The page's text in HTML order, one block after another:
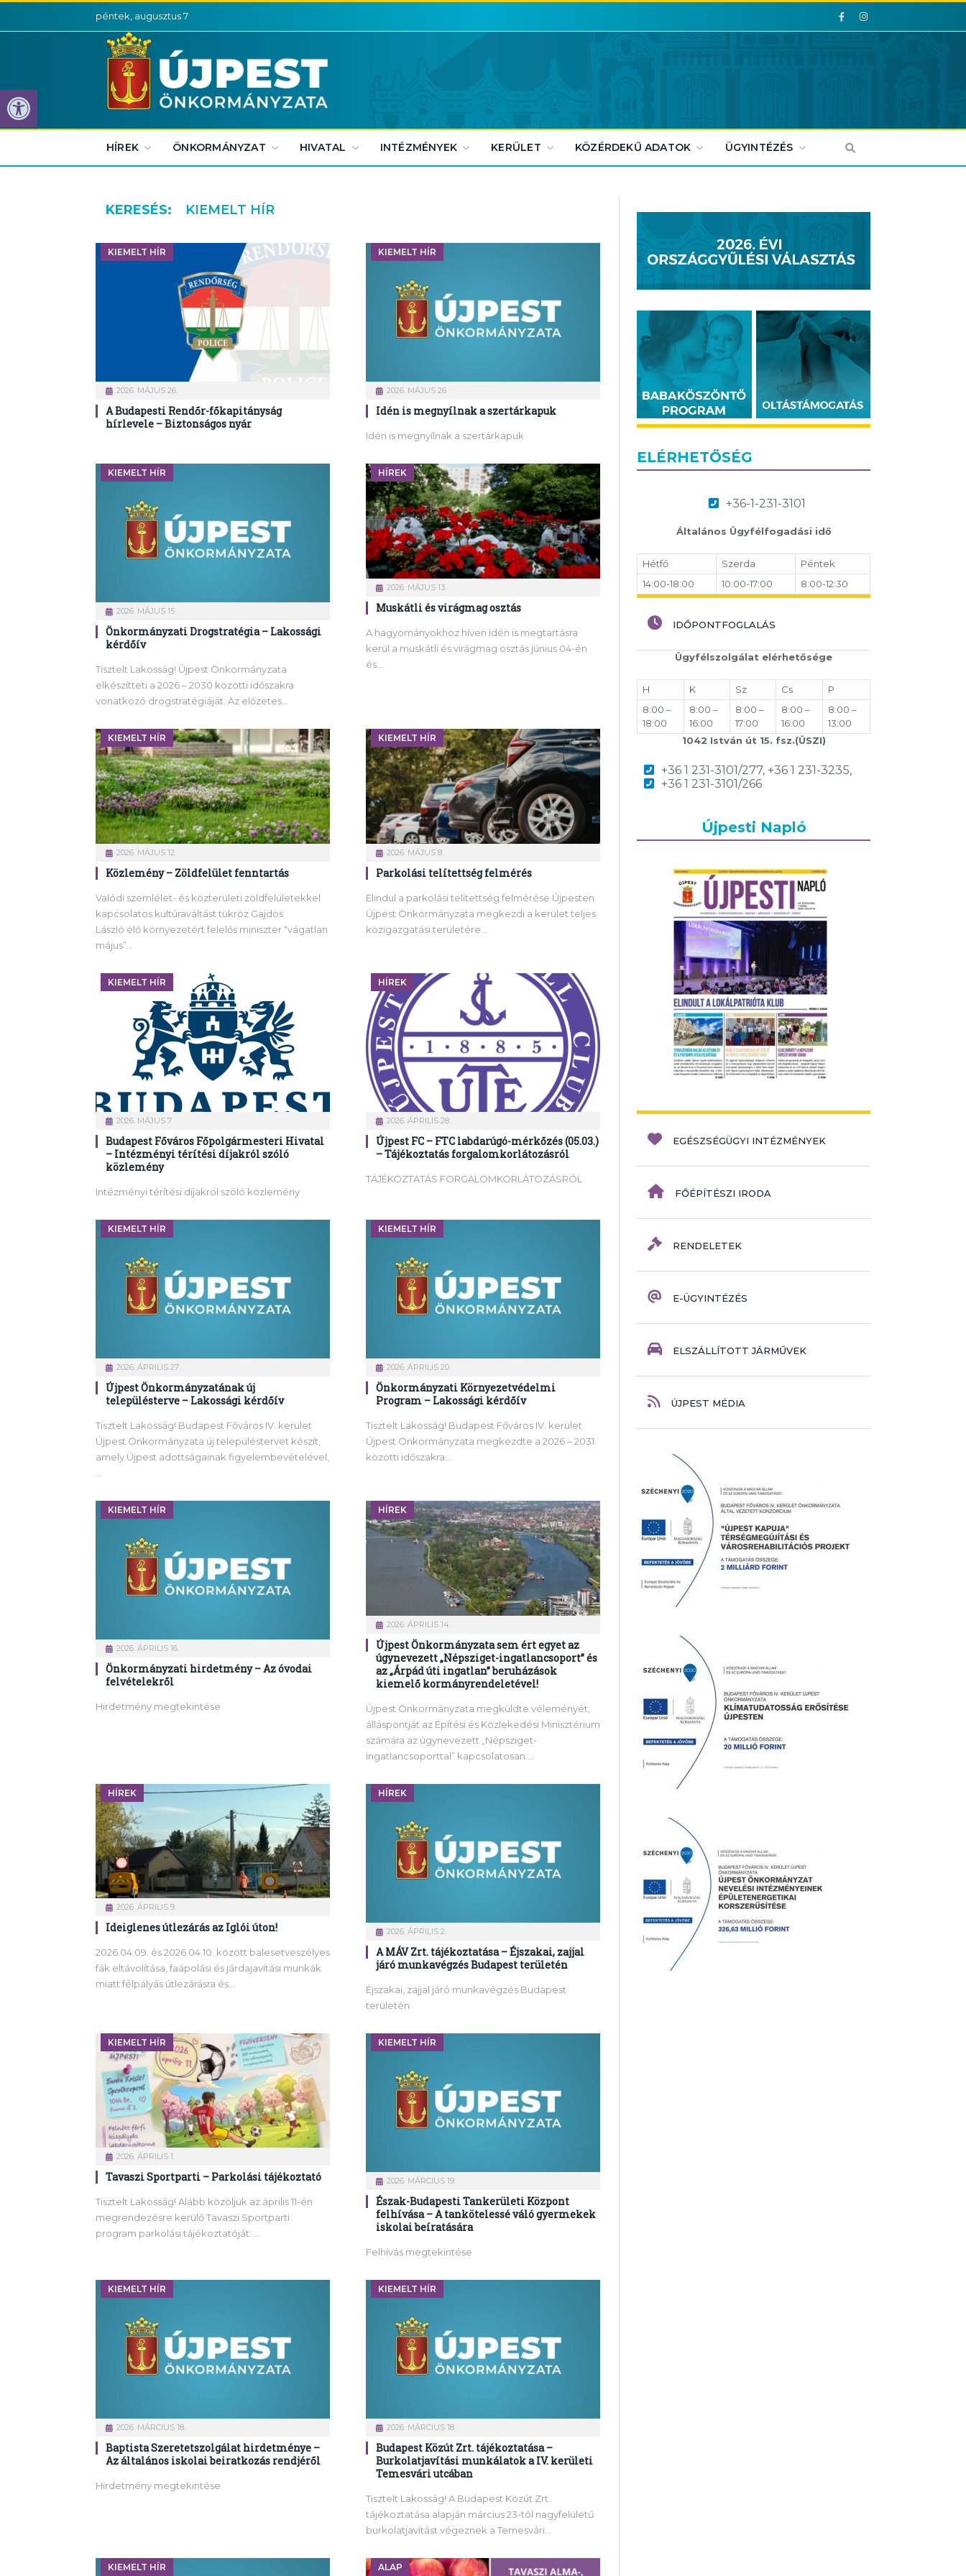
Eszköztár megnyitása
péntek, augusztus 7 Facebook
Facebook
HÍREK ÖNKORMÁNYZAT HIVATAL INTÉZMÉNYEK KERÜLET KÖZÉRDEKŰ ADATOK ÜGYINTÉZÉS
KERESÉS: KIEMELT HÍR
KIEMELT HÍR
2026. MÁJUS 26.
A Budapesti Rendőr-főkapitányság
hírlevele – Biztonságos nyár
KIEMELT HÍR
2026. MÁJUS 26.
Idén is megnyílnak a szertárkapuk
Idén is megnyílnak a szertárkapuk
KIEMELT HÍR
2026. MÁJUS 15.
Önkormányzati Drogstratégia – Lakossági
kérdőív
Tisztelt Lakosság! Újpest Önkormányzata
elkészítteti a 2026 – 2030 közötti időszakra
vonatkozó drogstratégiáját. Az előzetes…
HÍREK
2026. MÁJUS 13.
Muskátli és virágmag osztás
A hagyományokhoz híven idén is megtartásra
kerül a muskátli és virágmag osztás június 04-én
és…
KIEMELT HÍR
2026. MÁJUS 12.
Közlemény – Zöldfelület fenntartás
Valódi szemlélet- és közterületi zöldfelületekkel
kapcsolatos kultúraváltást tükröz Gajdos
László élő környezetért felelős miniszter “vágatlan
május”…
KIEMELT HÍR
2026. MÁJUS 8.
Parkolási telítettség felmérés
Elindul a parkolási telítettség felmérése Újpesten
Újpest Önkormányzata megkezdi a kerület teljes
közigazgatási területére…
KIEMELT HÍR
2026. MÁJUS 7.
Budapest Főváros Főpolgármesteri Hivatal
– Intézményi térítési díjakról szóló
közlemény
Intézményi térítési díjakról szóló közlemény
HÍREK
2026. ÁPRILIS 28.
Újpest FC – FTC labdarúgó-mérkőzés (05.03.)
– Tájékoztatás forgalomkorlátozásról
TÁJÉKOZTATÁS FORGALOMKORLÁTOZÁSRÓL
KIEMELT HÍR
2026. ÁPRILIS 27.
Újpest Önkormányzatának új
településterve – Lakossági kérdőív
Tisztelt Lakosság! Budapest Főváros IV. kerület
Újpest Önkormányzata új településtervet készít,
amely Újpest adottságainak figyelembevételével,
KIEMELT HÍR
2026. ÁPRILIS 20.
Önkormányzati Környezetvédelmi
Program – Lakossági kérdőív
Tisztelt Lakosság! Budapest Főváros IV. kerület
Újpest Önkormányzata megkezdte a 2026 – 2031
közötti időszakra…
KIEMELT HÍR
2026. ÁPRILIS 16.
Önkormányzati hirdetmény – Az óvodai
felvételekről
Hirdetmény megtekintése
HÍREK
2026. ÁPRILIS 14.
Újpest Önkormányzata sem ért egyet az
úgynevezett „Népsziget-ingatlancsoport” és
az „Árpád úti ingatlan” beruházások
kiemelő kormányrendeletével!
Újpest Önkormányzata megküldte véleményét,
álláspontját az Építési és Közlekedési Minisztérium
számára az úgynevezett „Népsziget-
ingatlancsoporttal” kapcsolatosan.…
HÍREK
2026. ÁPRILIS 9.
Ideiglenes útlezárás az Iglói úton!
2026.04.09. és 2026.04.10. között balesetveszélyes
fák eltávolítása, faápolási és járdajavítási munkák
miatt félpályás útlezárásra és…
HÍREK
2026. ÁPRILIS 2.
A MÁV Zrt. tájékoztatása – Éjszakai, zajjal
járó munkavégzés Budapest területén
Éjszakai, zajjal járó munkavégzés Budapest
területén
KIEMELT HÍR
2026. ÁPRILIS 1.
Tavaszi Sportparti – Parkolási tájékoztató
Tisztelt Lakosság! Alább közöljük az április 11-én
megrendezésre kerülő Tavaszi Sportparti
program parkolási tájékoztatóját: …
KIEMELT HÍR
2026. MÁRCIUS 19.
Észak-Budapesti Tankerületi Központ
felhívása – A tankötelessé váló gyermekek
iskolai beíratására
Felhívás megtekintése
KIEMELT HÍR
2026. MÁRCIUS 18.
Baptista Szeretetszolgálat hirdetménye –
Az általános iskolai beiratkozás rendjéről
Hirdetmény megtekintése
KIEMELT HÍR
2026. MÁRCIUS 18.
Budapest Közút Zrt. tájékoztatása –
Burkolatjavítási munkálatok a IV. kerületi
Temesvári utcában
Tisztelt Lakosság! A Budapest Közút Zrt.
tájékoztatása alapján március 23-tól nagyfelületű
burkolatjavítást végeznek a Temesvári…
KIEMELT HÍR ALAP
ELÉRHETŐSÉG
+36-1-231-3101
Általános Ügyfélfogadási idő
Hétfő Szerda
Péntek
14:00-18:00
10:00-17:00 8:00-12:30
IDŐPONTFOGLALÁS
Ügyfélszolgálat elérhetősége
H K Sz Cs
P
8:00 –
18:00
8:00 –
16:00
8:00 –
17:00
8:00 –
16:00
8:00 –
13:00
1042 István út 15. fsz.(ÜSZI)
+36 1 231-3101/277, +36 1 231-3235,
+36 1 231-3101/266
Újpesti Napló
EGÉSZSÉGÜGYI INTÉZMÉNYEK
FŐÉPÍTÉSZI IRODA
RENDELETEK
E-ÜGYINTÉZÉS
ELSZÁLLÍTOTT JÁRMŰVEK
ÚJPEST MÉDIA